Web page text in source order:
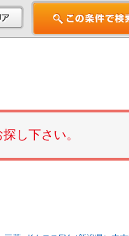
し下さい。